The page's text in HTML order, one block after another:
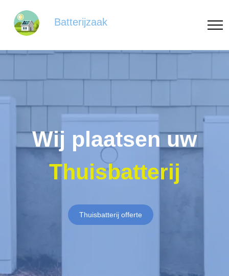
Batterijzaak
Wij plaatsen uw
Thuisbatterij
Thuisbatterij offerte